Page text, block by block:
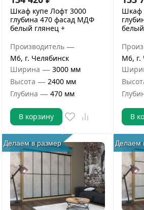
Шкаф купе Лофт 3000
глубина 470 фасад МДФ
белый глянец +
Производитель —
М6, г. Челябинск
Ширина — 3000 мм
Высота — 2400 мм
Глубина — 470 мм
В корзину
Шкаф
М6, г.
В
Делаем в размер Делаем